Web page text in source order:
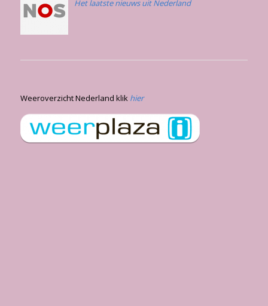
Het laatste nieuws uit Nederland
Weeroverzicht Nederland klik hier